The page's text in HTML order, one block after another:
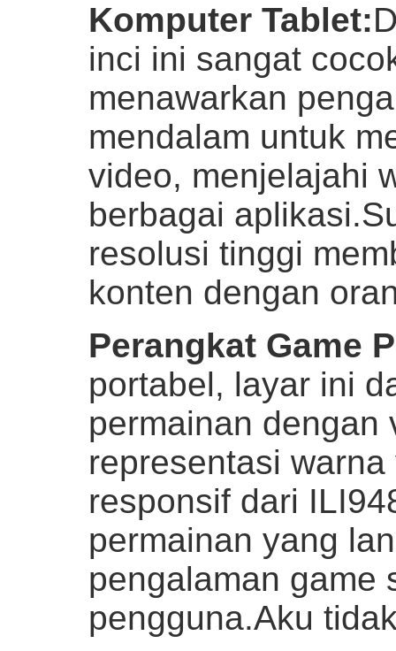
Komputer Tablet:
inci ini sangat
menawarkan
mendalam untuk
video, menjelajahi
berbagai
resolusi tinggi
konten dengan
Perangkat Game
portabel, layar ini
permainan dengan
representasi
responsif dari
permainan yang
pengalaman game
pengguna.Aku